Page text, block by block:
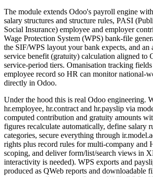
The module extends Odoo's payroll engine
salary structures and structure rules, PASI
Social Insurance) employee and employer
Wage Protection System (WPS) bank-file
the SIF/WPS layout your bank expects, and an
service benefit (gratuity) calculation aligned to
service-period tiers. Omanisation tracking
employee record so HR can monitor national-
directly in Odoo.
Under the hood this is real Odoo engineering.
hr.employee, hr.contract and hr.payslip via
computed contribution and gratuity amounts
figures recalculate automatically, define salary
categories, secure everything through
rights plus record rules for multi-company and
scoping, and deliver form/list/search views in
interactivity is needed). WPS exports and
produced as QWeb reports and downloadable